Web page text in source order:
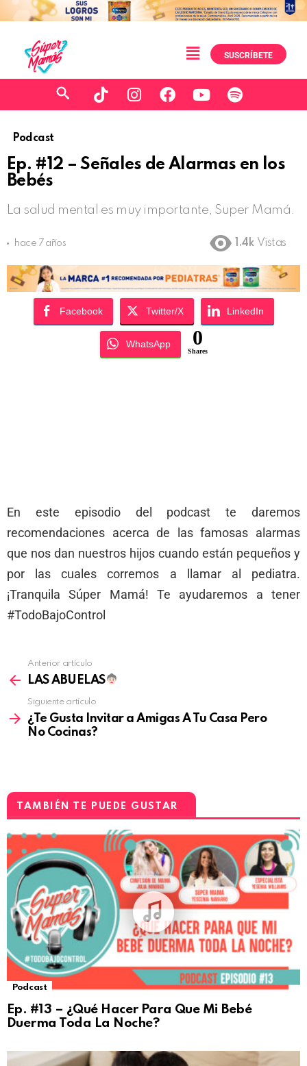
SUSCRÍBETE
Podcast
Ep. #12 – Señales de Alarmas en los
Bebés
La salud mental es muy importante, Super Mamá.
hace 7 años 1.4k Vistas
Facebook Twitter/X LinkedIn
WhatsApp 0
Shares
En este episodio del podcast te daremos
recomendaciones acerca de las famosas alarmas
que nos dan nuestros hijos cuando están pequeños y
por las cuales corremos a llamar al pediatra.
¡Tranquila Súper Mamá! Te ayudaremos a tener
#TodoBajoControl
Anterior artículo
LAS ABUELAS
Siguiente artículo
¿Te Gusta Invitar a Amigas A Tu Casa Pero
No Cocinas?
TAMBIÉN TE PUEDE GUSTAR
Podcast
Ep. #13 – ¿Qué Hacer Para Que Mi Bebé
Duerma Toda La Noche?